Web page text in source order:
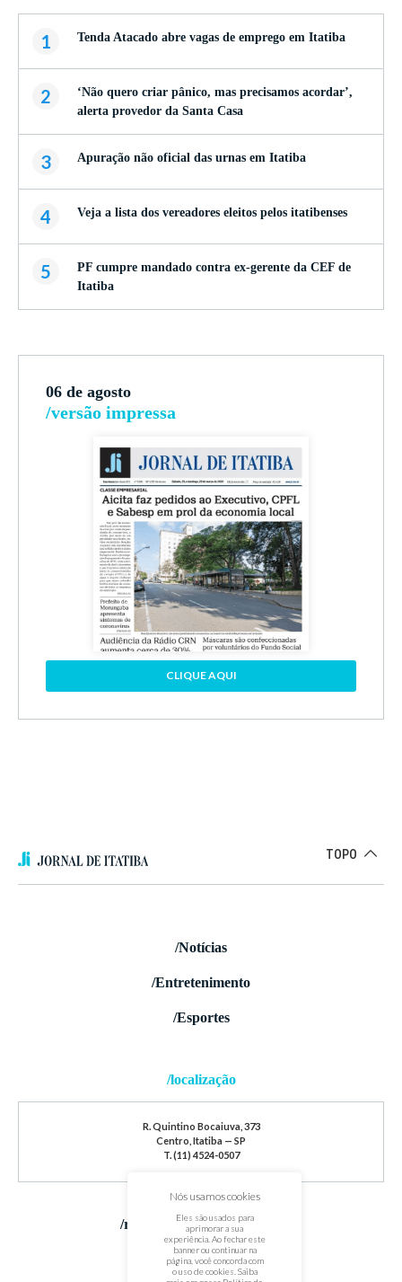
1 Tenda Atacado abre vagas de emprego em Itatiba
2
‘Não quero criar pânico, mas precisamos acordar’,
alerta provedor da Santa Casa
3 Apuração não oficial das urnas em Itatiba
4 Veja a lista dos vereadores eleitos pelos itatibenses
5
PF cumpre mandado contra ex-gerente da CEF de
Itatiba
06 de agosto
/versão impressa
CLIQUE AQUI
TOPO
/Notícias
/Entretenimento
/Esportes
/localização
R. Quintino Bocaiuva, 373
Centro, Itatiba — SP
T. (11) 4524-0507
/redes sociais
Nós usamos cookies
Eles são usados para
aprimorar a sua
experiência. Ao fechar este
banner ou continuar na
página, você concorda com
o uso de cookies. Saiba